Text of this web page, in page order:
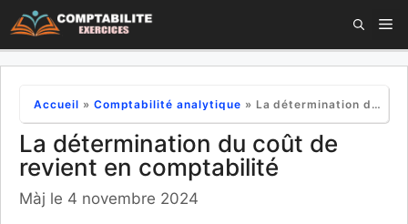
Aller
au
Accueil » Comptabilité analytique » La détermination du coût de revient en comptabilité
La détermination du coût de
revient en comptabilité
Màj le 4 novembre 2024